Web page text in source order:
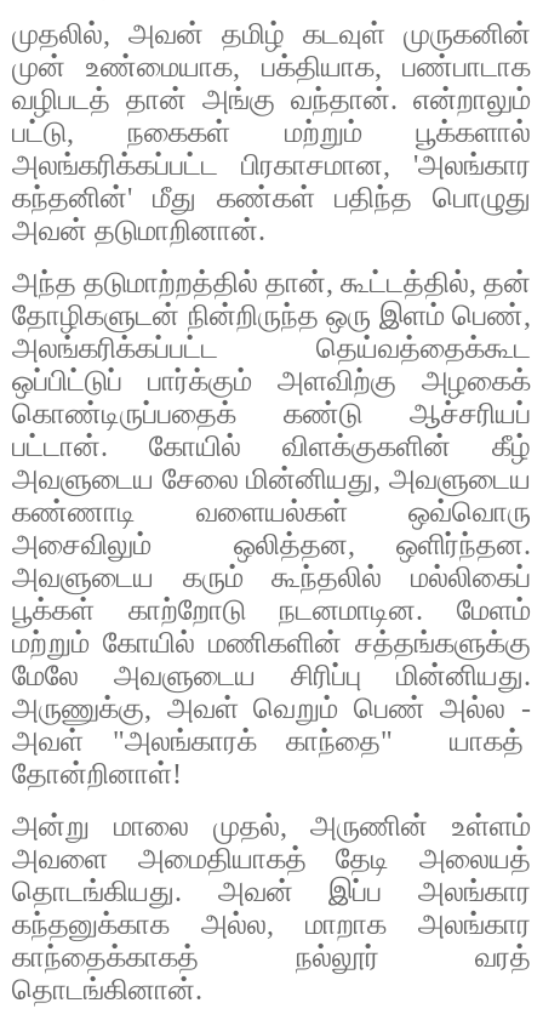
முதலில், அவன் தமிழ் கடவுள்
முருகனின்
முன்
உண்மையாக, பக்தியாக,பண்பாடாக
வழிபடத் தான் அங்கு வந்தான். என்றாலும்
பட்டு, நகைகள் மற்றும்
பூக்களால்
அலங்கரிக்கப்பட்ட
பிரகாசமான, 'அலங்கார
கந்தனின்' மீது கண்கள் பதிந்த
பொழுது
அவன் தடுமாறினான்.
அந்த தடுமாற்றத்தில் தான், கூட்டத்தில், தன்
தோழிகளுடன் நின்றிருந்த ஒரு இளம் பெண்,
அலங்கரிக்கப்பட்ட
தெய்வத்தைக்கூட
ஒப்பிட்டுப்
பார்க்கும் அளவிற்கு
அழகைக்
கொண்டிருப்பதைக்
கண்டு
ஆச்சரியப்
பட்டான். கோயில் விளக்குகளின்
கீழ்
அவளுடைய சேலை மின்னியது,அவளுடைய
கண்ணாடி
வளையல்கள்
ஒவ்வொரு
அசைவிலும்
ஒலித்தன, ஒளிர்ந்தன.
அவளுடைய
கரும் கூந்தலில்
மல்லிகைப்
பூக்கள்
காற்றோடு நடனமாடின.மேளம்
மற்றும் கோயில் மணிகளின் சத்தங்களுக்கு
மேலே
அவளுடைய சிரிப்பு மின்னியது.
அருணுக்கு, அவள் வெறும் பெண் அல்ல -
அவள் "அலங்காரக் காந்தை"
யாகத்
தோன்றினாள்!
அன்று
மாலை முதல்,அருணின்
உள்ளம்
அவளை
அமைதியாகத் தேடி
அலையத்
தொடங்கியது. அவன் இப்ப
அலங்கார
கந்தனுக்காக
அல்ல, மாறாக
அலங்கார
காந்தைக்காகத்
நல்லூர்
வரத்
தொடங்கினான்.